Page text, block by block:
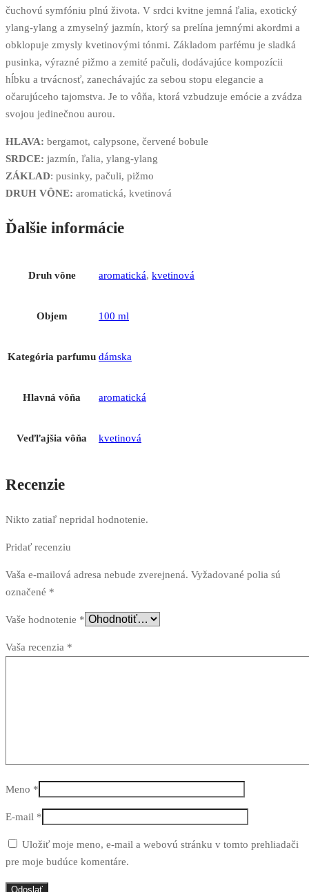
čuchovú symfóniu plnú života. V srdci kvitne jemná ľalia, exotický
ylang-ylang a zmyselný jazmín, ktorý sa prelína jemnými akordmi a
obklopuje zmysly kvetinovými tónmi. Základom parfému je sladká
pusinka, výrazné pižmo a zemité pačuli, dodávajúce kompozícii
hĺbku a trvácnosť, zanechávajúc za sebou stopu elegancie a
očarujúceho tajomstva. Je to vôňa, ktorá vzbudzuje emócie a zvádza
svojou jedinečnou aurou.
HLAVA: bergamot, calypsone, červené bobule
SRDCE: jazmín, ľalia, ylang-ylang
ZÁKLAD: pusinky, pačuli, pižmo
DRUH VÔNE: aromatická, kvetinová
Ďalšie informácie
Druh vône aromatická, kvetinová
Objem 100 ml
Kategória parfumu dámska
Hlavná vôňa aromatická
Veďľajšia vôňa kvetinová
Recenzie
Nikto zatiaľ nepridal hodnotenie.
Pridať recenziu
Vaša e-mailová adresa nebude zverejnená. Vyžadované polia sú
označené *
Vaše hodnotenie *
Vaša recenzia *
Meno *
E-mail *
Uložiť moje meno, e-mail a webovú stránku v tomto prehliadači
pre moje budúce komentáre.